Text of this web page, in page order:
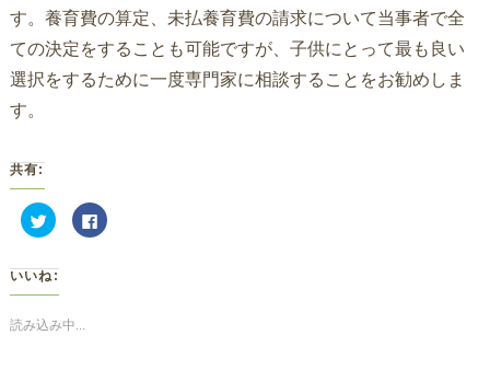
す。養育費の算定、未払養育費の請求について当事者で全
ての決定をすることも可能ですが、子供にとって最も良い
選択をするために一度専門家に相談することをお勧めしま
す。
共有:
ク
リ
し
て
Twitter
共
有
Facebook
で
いいね:
読み込み中...